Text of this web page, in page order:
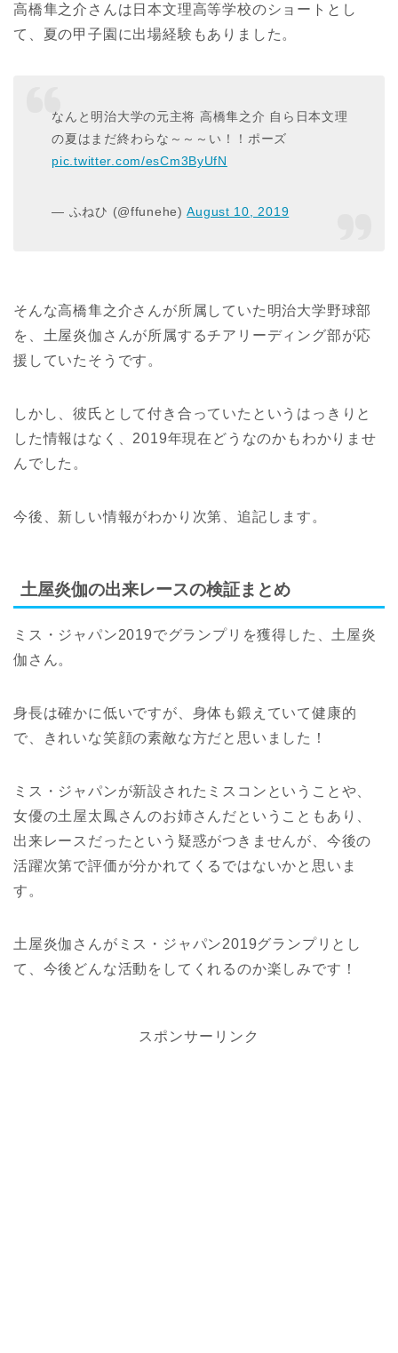
高橋隼之介さんは日本文理高等学校のショートとし
て、夏の甲子園に出場経験もありました。
なんと明治大学の元主将 高橋隼之介 自ら日本文理
の夏はまだ終わらな～～～い！！ポーズ
pic.twitter.com/esCm3ByUfN
— ふねひ (@ffunehe)August 10, 2019
そんな高橋隼之介さんが所属していた明治大学野球部
を、土屋炎伽さんが所属するチアリーディング部が応
援していたそうです。
しかし、彼氏として付き合っていたというはっきりと
した情報はなく、2019年現在どうなのかもわかりませ
んでした。
今後、新しい情報がわかり次第、追記します。
土屋炎伽の出来レースの検証まとめ
ミス・ジャパン2019でグランプリを獲得した、土屋炎
伽さん。
身長は確かに低いですが、身体も鍛えていて健康的
で、きれいな笑顔の素敵な方だと思いました！
ミス・ジャパンが新設されたミスコンということや、
女優の土屋太鳳さんのお姉さんだということもあり、
出来レースだったという疑惑がつきませんが、今後の
活躍次第で評価が分かれてくるではないかと思いま
す。
土屋炎伽さんがミス・ジャパン2019グランプリとし
て、今後どんな活動をしてくれるのか楽しみです！
スポンサーリンク